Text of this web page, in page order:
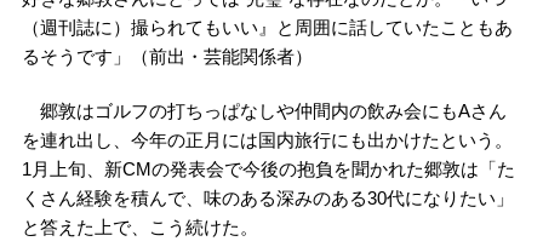
（週刊誌に）撮られてもいい』と周囲に話していたこともあ
るそうです」（前出・芸能関係者）
郷敦はゴルフの打ちっぱなしや仲間内の飲み会にもAさん
を連れ出し、今年の正月には国内旅行にも出かけたという。
1月上旬、新CMの発表会で今後の抱負を聞かれた郷敦は「た
くさん経験を積んで、味のある深みのある30代になりたい」
と答えた上で、こう続けた。